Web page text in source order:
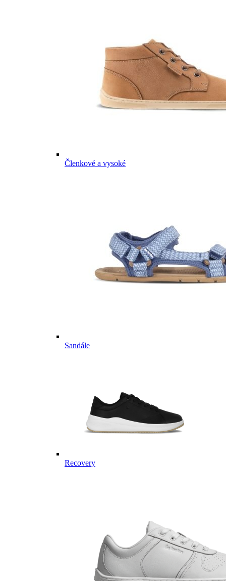
Členkové a vysoké
Sandále
Recovery